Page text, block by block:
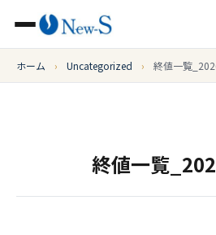
ホーム › Uncategorized › 終値一覧
終値一覧